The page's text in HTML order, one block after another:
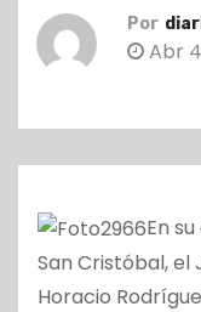
Por
Abr
En
San Cristóbal, el
Horacio